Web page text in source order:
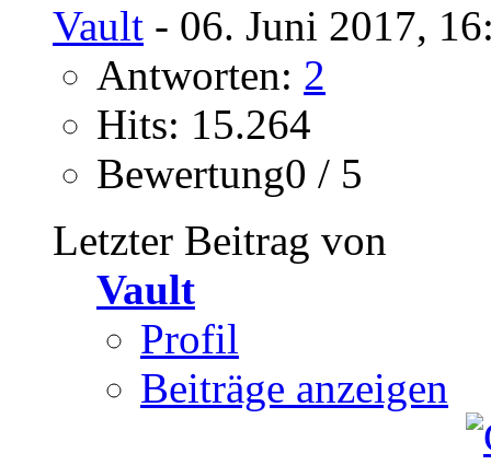
Vault - 06. Juni 2017,
Antworten: 2
Hits: 15.264
Bewertung0 / 5
Letzter Beitrag von
Vault
Profil
Beiträge anzeigen